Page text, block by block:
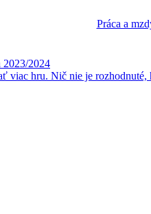
2023/2024
viac hru. Nič nie je rozhodnuté,